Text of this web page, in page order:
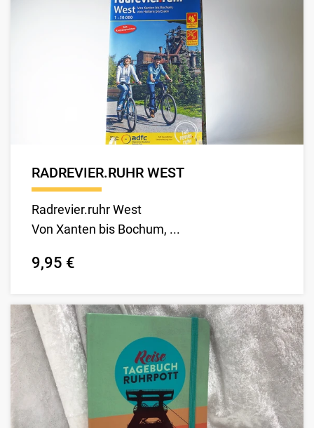
RADREVIER.RUHR WEST
Radrevier.ruhr West
Von Xanten bis Bochum, ...
9,95 €